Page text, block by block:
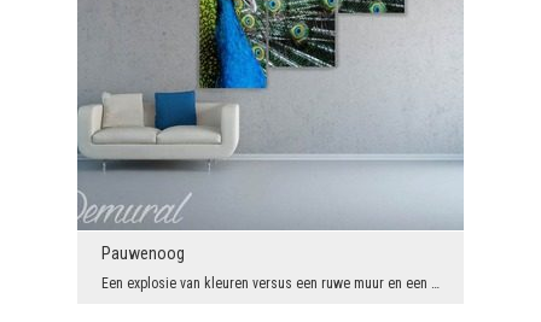
Pauwenoog
Een explosie van kleuren versus een ruwe muur en een sober ontwerp? Deze combinatie zal zeker wer...